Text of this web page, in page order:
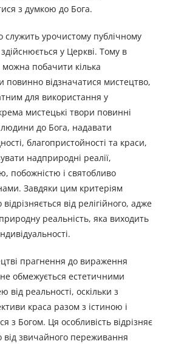
з думкою до Бога.
служить урочистому публічному
у Церкві. Тому в
побачити кілька
повинно відзначатися мистецтво,
для використання у
мистецькі твори повинні
до Бога, надавати
благопристойності та краси,
надприродні реалії,
побожністю і святобливо
Завдяки цим критеріям
від релігійного, адже
реальність, яка виходить
прагнення до вираження
обмежується естетичними
від реальності, оскільки з
краса разом з істиною і
з Богом. Ця особливість відрізняє
від звичайного переживання